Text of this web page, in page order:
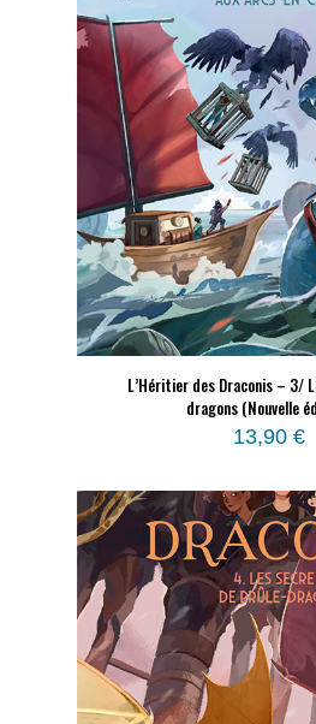
L’Héritier des Draconis – 3/
dragons (Nouvelle
13,90 €